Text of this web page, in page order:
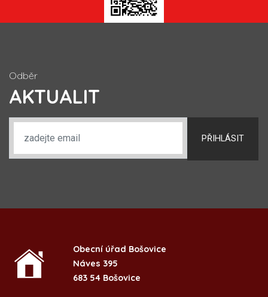
Odběr
AKTUALIT
PŘIHLÁSIT
Obecní úřad Bošovice
Náves 395
683 54 Bošovice